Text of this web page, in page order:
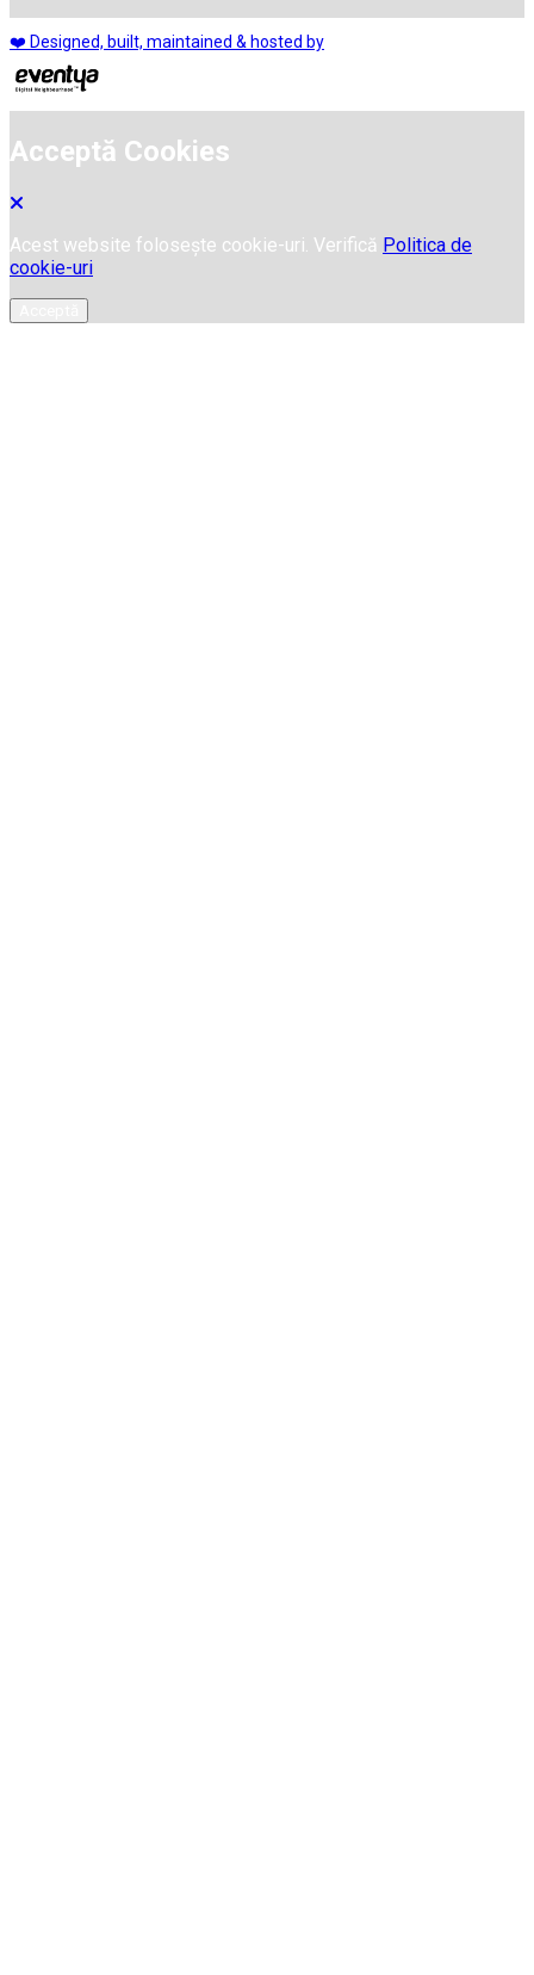
❤️ Designed, built, maintained & hosted by
Acceptă Cookies
Acest website folosește cookie-uri. Verifică Politica de
cookie-uri